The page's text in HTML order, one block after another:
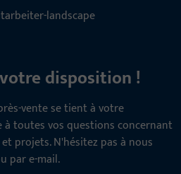
disposition !
vente se tient à votre
toutes vos questions concernant
projets. N'hésitez pas à nous
par e-mail.